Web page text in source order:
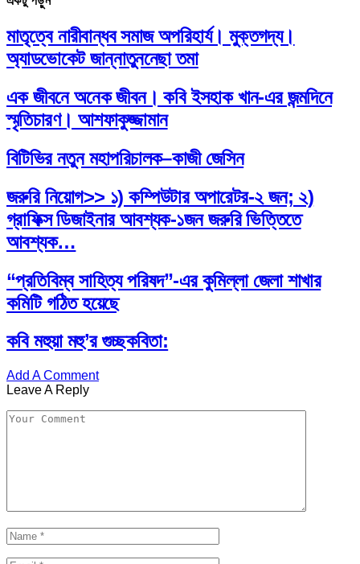
মাতৃত্বে নারীবান্ধব সমাজ অপরিহার্য। মুক্তগদ্য।
অ্যাডভোকেট জান্নাতুননেছা তমা
এক জীবনে অনেক জীবন। কবি ইসহাক খান-এর জন্মদিনে
স্মৃতিচারণ। আশফাকুজ্জামান
বিটিভির নতুন মহাপরিচালক–কাজী জেসিন
জরুরি নিয়োগ>> ১) কম্পিউটার অপারেটর-২ জন; ২)
গ্রাফিক্স ডিজাইনার আবশ্যক-১জন জরুরি ভিত্তিতে
আবশ্যক…
“প্রতিবিম্ব সাহিত্য পরিষদ”-এর কুমিল্লা জেলা শাখার
কমিটি গঠিত হয়েছে
কবি মহুয়া মহু’র গুচ্ছকবিতা:
Add A Comment
Leave A Reply